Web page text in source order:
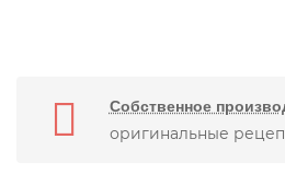
Собственное
оригинальные